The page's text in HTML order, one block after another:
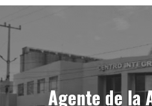
Agente de la